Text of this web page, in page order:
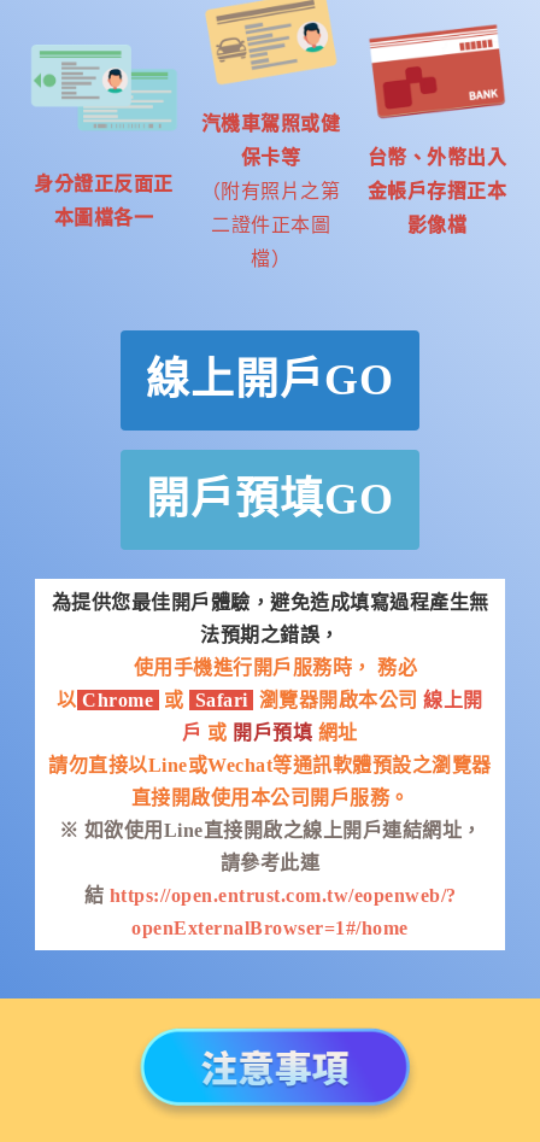
身分證正反面正
本圖檔各一
汽機車駕照或健
保卡等
（附有照片之第
二證件正本圖
檔）
台幣、外幣出入
金帳戶存摺正本
影像檔
線上開戶GO
開戶預填GO
為提供您最佳開戶體驗， 避免造成填寫過程產生無
法預期之錯誤，
使用手機進行開戶服務時，
務必
以 Chrome 或 Safari 瀏覽器開啟本公司 線上開
戶 或 開戶預填 網址
請勿直接以Line或Wechat等通訊軟體預設之瀏覽器
直接開啟使用 本公司開戶服務。
※ 如欲使用Line直接開啟之線上開戶連結網址，
請參考此連
結 https://open.entrust.com.tw/eopenweb/?
openExternalBrowser=1#/home